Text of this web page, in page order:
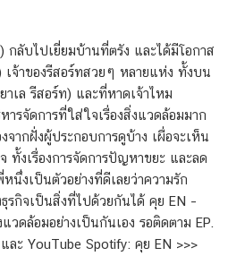
ลับไปเยี่ยมบ้านที่ตรัง และได้มีโอกาส
จ้าของรีสอร์ทสวยๆ หลายแห่ง ทั้งบน
าเล รีสอร์ท) และที่หาดเจ้าไหม
ารจัดการที่ใส่ใจเรื่องสิ่งแวดล้อมมาก
ากฝั่งผู้ประกอบการดูบ้าง เผื่อจะเห็น
ทั้งเรื่องการจัดการปัญหาขยะ และลด
นึ่งเป็นตัวอย่างที่ดีเลยว่าความรัก
รกิจเป็นสิ่งที่ไปด้วยกันได้ คุย EN –
วดล้อมอย่างเป็นกันเอง รอติดตาม EP.
ะ YouTube Spotify: คุย EN >>>